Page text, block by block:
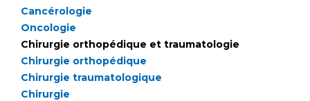
Cancérologie
Oncologie
Chirurgie orthopédique et traumatologie
Chirurgie orthopédique
Chirurgie traumatologique
Chirurgie